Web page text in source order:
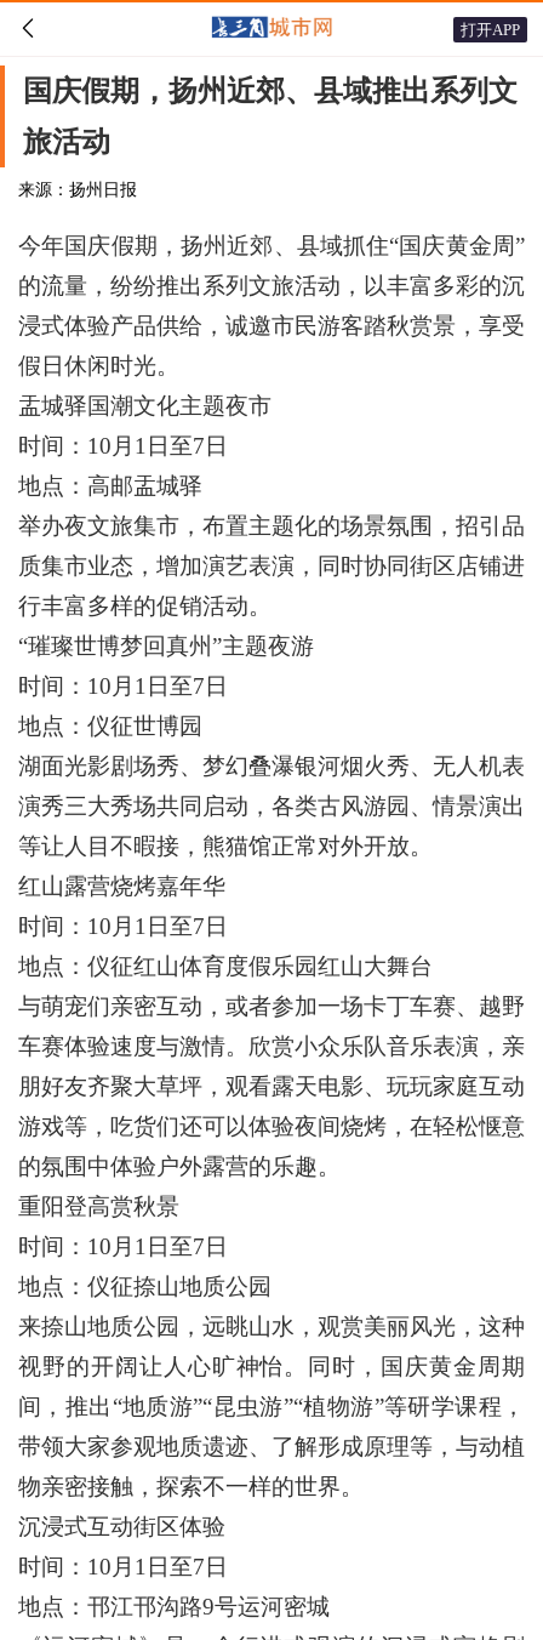
 打开APP
国庆假期，扬州近郊、县域推出系列文
旅活动
来源：扬州日报
今年国庆假期，扬州近郊、县域抓住“国庆黄金周”
的流量，纷纷推出系列文旅活动，以丰富多彩的沉
浸式体验产品供给，诚邀市民游客踏秋赏景，享受
假日休闲时光。
盂城驿国潮文化主题夜市
时间：10月1日至7日
地点：高邮盂城驿
举办夜文旅集市，布置主题化的场景氛围，招引品
质集市业态，增加演艺表演，同时协同街区店铺进
行丰富多样的促销活动。
“璀璨世博梦回真州”主题夜游
时间：10月1日至7日
地点：仪征世博园
湖面光影剧场秀、梦幻叠瀑银河烟火秀、无人机表
演秀三大秀场共同启动，各类古风游园、情景演出
等让人目不暇接，熊猫馆正常对外开放。
红山露营烧烤嘉年华
时间：10月1日至7日
地点：仪征红山体育度假乐园红山大舞台
与萌宠们亲密互动，或者参加一场卡丁车赛、越野
车赛体验速度与激情。欣赏小众乐队音乐表演，亲
朋好友齐聚大草坪，观看露天电影、玩玩家庭互动
游戏等，吃货们还可以体验夜间烧烤，在轻松惬意
的氛围中体验户外露营的乐趣。
重阳登高赏秋景
时间：10月1日至7日
地点：仪征捺山地质公园
来捺山地质公园，远眺山水，观赏美丽风光，这种
视野的开阔让人心旷神怡。同时，国庆黄金周期
间，推出“地质游”“昆虫游”“植物游”等研学课程，
带领大家参观地质遗迹、了解形成原理等，与动植
物亲密接触，探索不一样的世界。
沉浸式互动街区体验
时间：10月1日至7日
地点：邗江邗沟路9号运河密城